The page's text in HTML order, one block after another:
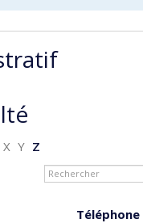
X Y Z
Téléphone